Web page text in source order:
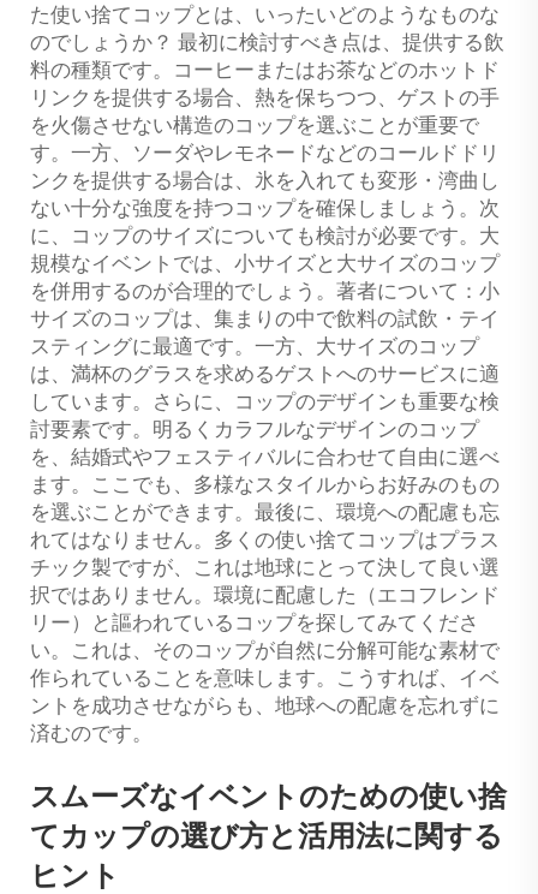
た使い捨てコップとは、いったいどのようなものな
のでしょうか？ 最初に検討すべき点は、提供する飲
料の種類です。コーヒーまたはお茶などのホットド
リンクを提供する場合、熱を保ちつつ、ゲストの手
を火傷させない構造のコップを選ぶことが重要で
す。一方、ソーダやレモネードなどのコールドドリ
ンクを提供する場合は、氷を入れても変形・湾曲し
ない十分な強度を持つコップを確保しましょう。次
に、コップのサイズについても検討が必要です。大
規模なイベントでは、小サイズと大サイズのコップ
を併用するのが合理的でしょう。著者について：小
サイズのコップは、集まりの中で飲料の試飲・テイ
スティングに最適です。一方、大サイズのコップ
は、満杯のグラスを求めるゲストへのサービスに適
しています。さらに、コップのデザインも重要な検
討要素です。明るくカラフルなデザインのコップ
を、結婚式やフェスティバルに合わせて自由に選べ
ます。ここでも、多様なスタイルからお好みのもの
を選ぶことができます。最後に、環境への配慮も忘
れてはなりません。多くの使い捨てコップはプラス
チック製ですが、これは地球にとって決して良い選
択ではありません。環境に配慮した（エコフレンド
リー）と謳われているコップを探してみてくださ
い。これは、そのコップが自然に分解可能な素材で
作られていることを意味します。こうすれば、イベ
ントを成功させながらも、地球への配慮を忘れずに
済むのです。
スムーズなイベントのための使い捨
てカップの選び方と活用法に関する
ヒント